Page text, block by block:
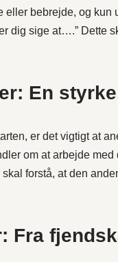
bebrejde, og kun
dig sige at….” Dette
En
er det vigtigt at
om at arbejde
forstå, at den
Fra